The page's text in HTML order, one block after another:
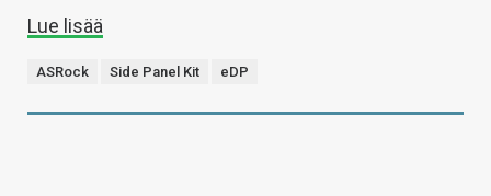
Lue lisää
ASRock Side Panel Kit eDP